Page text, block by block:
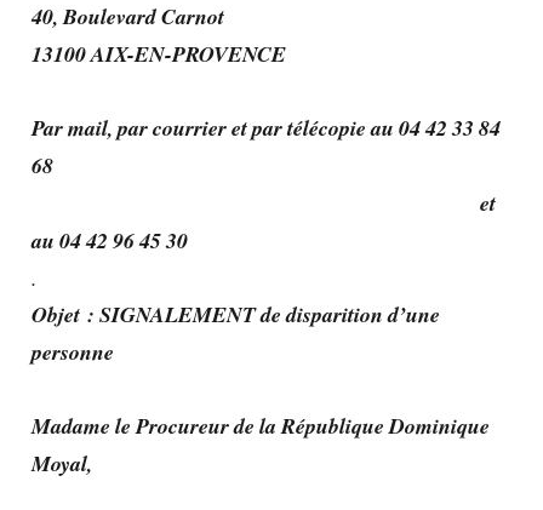
40, Boulevard Carnot
13100 AIX-EN-PROVENCE
Par mail, par courrier et par télécopie au 04 42 33 84
68
et
au 04 42 96 45 30
.
Objet : SIGNALEMENT de disparition d’une
personne
Madame le Procureur de la République Dominique
Moyal,